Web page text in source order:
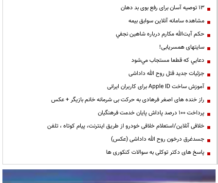
13 توصیه آسان برای رفع بوی بد دهان
مشاهده سامانه آنلاين سوابق بیمه
حكم آيت‌الله مكارم درباره شاهين نجفي
سایتهای همسریابی!
دعايي كه قطعا مستجاب مي‌شود
جزئیات جدید قتل روح الله داداشی
آموزش ساخت Apple ID برای کاربران ایرانی
راز خنده های اصغر فرهادی به حرکت بی شرمانه خانم بازیگر + عکس
پرداخت ۱۰۰ درصد پاداش پایان خدمت فرهنگیان
خلافی آنلاین/استعلام خلافی خودرو از طریق اینترنت، پیام کوتاه ، تلفن
جسدغرق درخون روح الله داداشی (عکس)
پاسخ های دکتر توکلی به سوالات کنکوری ها